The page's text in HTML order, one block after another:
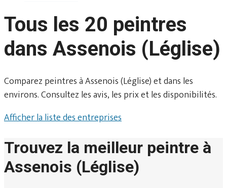
Tous les 20 peintres
dans Assenois (Léglise)
Comparez peintres à Assenois (Léglise) et dans les
environs. Consultez les avis, les prix et les disponibilités.
Afficher la liste des entreprises
Trouvez la meilleur peintre à
Assenois (Léglise)